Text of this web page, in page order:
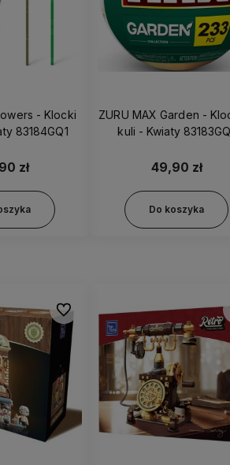
- Klocki
83184GQ1
zł
ZURU MAX Garden -
kuli - Kwiaty
49,90 zł
Do koszyka
Do ulubionych